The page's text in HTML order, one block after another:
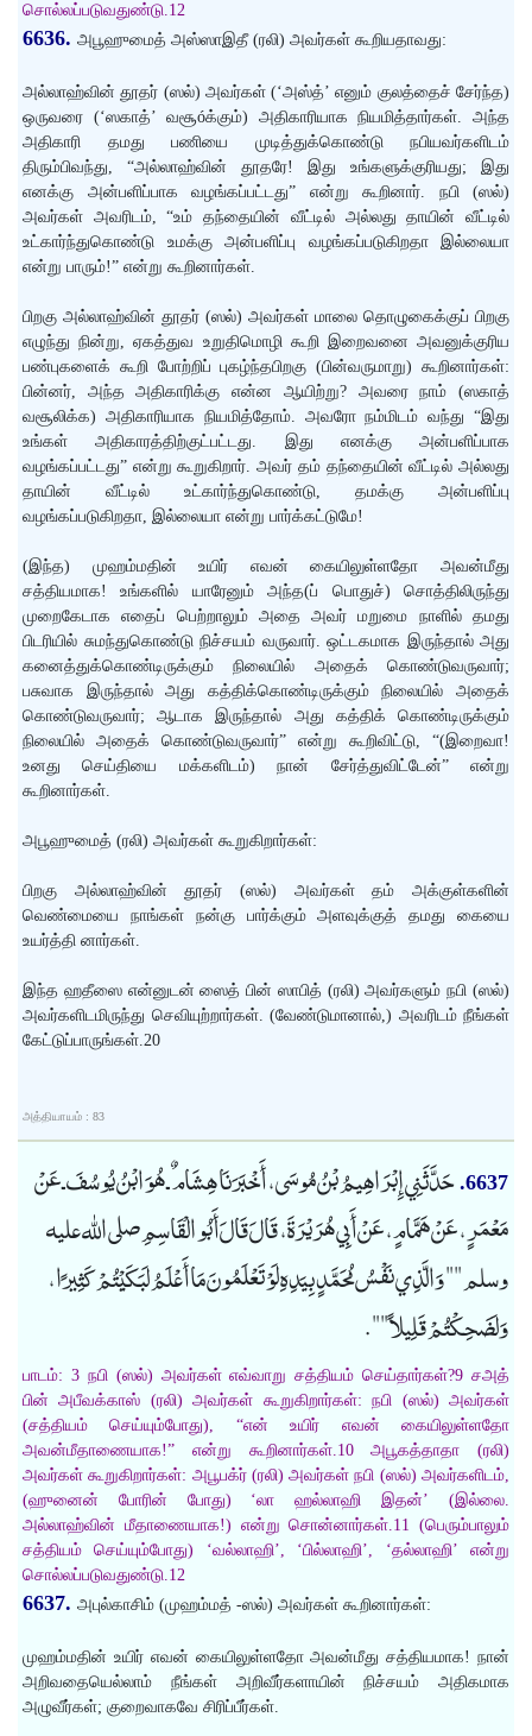
சொல்லப்படுவதுண்டு.12
6636. அபூஹுமைத் அஸ்ஸாஇதீ (ரலி) அவர்கள் கூறியதாவது:
அல்லாஹ்வின் தூதர் (ஸல்) அவர்கள் (‘அஸ்த்’ எனும் குலத்தைச் சேர்ந்த)
ஒருவரை (‘ஸகாத்’ வசூóக்கும்) அதிகாரியாக நியமித்தார்கள். அந்த
அதிகாரி தமது பணியை முடித்துக்கொண்டு நபியவர்களிடம்
திரும்பிவந்து, “அல்லாஹ்வின் தூதரே! இது உங்களுக்குரியது; இது
எனக்கு அன்பளிப்பாக வழங்கப்பட்டது” என்று கூறினார். நபி (ஸல்)
அவர்கள் அவரிடம், “உம் தந்தையின் வீட்டில் அல்லது தாயின் வீட்டில்
உட்கார்ந்துகொண்டு உமக்கு அன்பளிப்பு வழங்கப்படுகிறதா இல்லையா
என்று பாரும்!” என்று கூறினார்கள்.
பிறகு அல்லாஹ்வின் தூதர் (ஸல்) அவர்கள் மாலை தொழுகைக்குப் பிறகு
எழுந்து நின்று, ஏகத்துவ உறுதிமொழி கூறி இறைவனை அவனுக்குரிய
பண்புகளைக் கூறி போற்றிப் புகழ்ந்தபிறகு (பின்வருமாறு) கூறினார்கள்:
பின்னர், அந்த அதிகாரிக்கு என்ன ஆயிற்று? அவரை நாம் (ஸகாத்
வசூலிக்க) அதிகாரியாக நியமித்தோம். அவரோ நம்மிடம் வந்து “இது
உங்கள் அதிகாரத்திற்குட்பட்டது. இது எனக்கு அன்பளிப்பாக
வழங்கப்பட்டது” என்று கூறுகிறார். அவர் தம் தந்தையின் வீட்டில் அல்லது
தாயின் வீட்டில் உட்கார்ந்துகொண்டு, தமக்கு அன்பளிப்பு
வழங்கப்படுகிறதா, இல்லையா என்று பார்க்கட்டுமே!
(இந்த) முஹம்மதின் உயிர் எவன் கையிலுள்ளதோ அவன்மீது
சத்தியமாக! உங்களில் யாரேனும் அந்த(ப் பொதுச்) சொத்திலிருந்து
முறைகேடாக எதைப் பெற்றாலும் அதை அவர் மறுமை நாளில் தமது
பிடரியில் சுமந்துகொண்டு நிச்சயம் வருவார். ஒட்டகமாக இருந்தால் அது
கனைத்துக்கொண்டிருக்கும் நிலையில் அதைக் கொண்டுவருவார்;
பசுவாக இருந்தால் அது கத்திக்கொண்டிருக்கும் நிலையில் அதைக்
கொண்டுவருவார்; ஆடாக இருந்தால் அது கத்திக் கொண்டிருக்கும்
நிலையில் அதைக் கொண்டுவருவார்” என்று கூறிவிட்டு, “(இறைவா!
உனது செய்தியை மக்களிடம்) நான் சேர்த்துவிட்டேன்” என்று
கூறினார்கள்.
அபூஹுமைத் (ரலி) அவர்கள் கூறுகிறார்கள்:
பிறகு அல்லாஹ்வின் தூதர் (ஸல்) அவர்கள் தம் அக்குள்களின்
வெண்மையை நாங்கள் நன்கு பார்க்கும் அளவுக்குத் தமது கையை
உயர்த்தி னார்கள்.
இந்த ஹதீஸை என்னுடன் ஸைத் பின் ஸாபித் (ரலி) அவர்களும் நபி (ஸல்)
அவர்களிடமிருந்து செவியுற்றார்கள். (வேண்டுமானால்,) அவரிடம் நீங்கள்
கேட்டுப்பாருங்கள்.20
அத்தியாயம் : 83
6637. حَدَّثَنِي إِبْرَاهِيمُ بْنُ مُوسَى، أَخْبَرَنَا هِشَام ٌ ـ هُوَ ابْنُ يُوسُفَ ـ عَنْ
مَعْمَرٍ، عَنْ هَمَّامٍ، عَنْ أَبِي هُرَيْرَةَ، قَالَ قَالَ أَبُو الْقَاسِمِ صلى الله عليه
وسلم "" وَالَّذِي نَفْسُ مُحَمَّدٍ بِيَدِهِ لَوْ تَعْلَمُونَ مَا أَعْلَمُ لَبَكَيْتُمْ كَثِيرًا،
وَلَضَحِكْتُمْ قَلِيلاً "".
பாடம்: 3 நபி (ஸல்) அவர்கள் எவ்வாறு சத்தியம் செய்தார்கள்?9 சஅத்
பின் அபீவக்காஸ் (ரலி) அவர்கள் கூறுகிறார்கள்: நபி (ஸல்) அவர்கள்
(சத்தியம் செய்யும்போது), “என் உயிர் எவன் கையிலுள்ளதோ
அவன்மீதாணையாக!” என்று கூறினார்கள்.10 அபூகத்தாதா (ரலி)
அவர்கள் கூறுகிறார்கள்: அபூபக்ர் (ரலி) அவர்கள் நபி (ஸல்) அவர்களிடம்,
(ஹுனைன் போரின் போது) ‘லா ஹல்லாஹி இதன்’ (இல்லை.
அல்லாஹ்வின் மீதாணையாக!) என்று சொன்னார்கள்.11 (பெரும்பாலும்
சத்தியம் செய்யும்போது) ‘வல்லாஹி’, ‘பில்லாஹி’, ‘தல்லாஹி’ என்று
சொல்லப்படுவதுண்டு.12
6637. அபுல்காசிம் (முஹம்மத் -ஸல்) அவர்கள் கூறினார்கள்:
முஹம்மதின் உயிர் எவன் கையிலுள்ளதோ அவன்மீது சத்தியமாக! நான்
அறிவதையெல்லாம் நீங்கள் அறிவீர்களாயின் நிச்சயம் அதிகமாக
அழுவீர்கள்; குறைவாகவே சிரிப்பீர்கள்.